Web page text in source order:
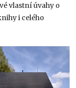
vlastní úvahy o
i celého